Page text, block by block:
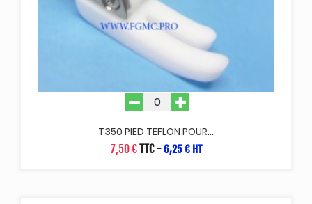
T350 PIED TEFLON POUR...
7,50 €TTC-6,25 € HT